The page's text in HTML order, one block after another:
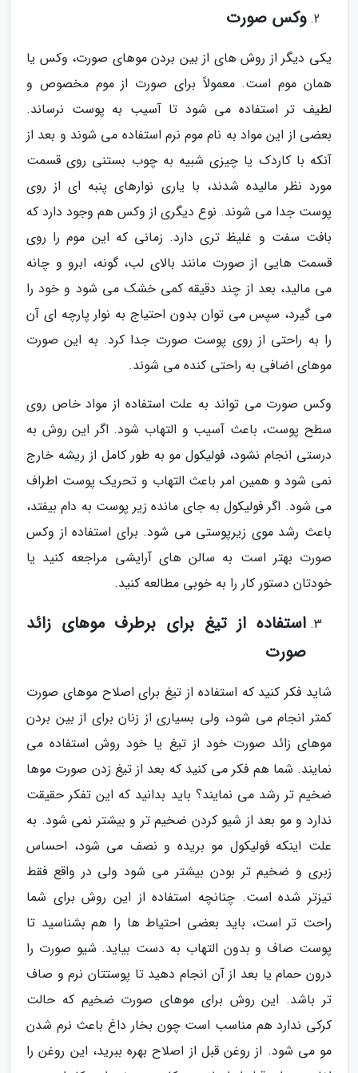
وکس صورت
یکی دیگر از روش های از بین بردن موهای صورت، وکس یا
همان موم است. معمولاً برای صورت از موم مخصوص و
لطیف تر استفاده می شود تا آسیب به پوست نرساند.
بعضی از این مواد به نام موم نرم استفاده می شوند و بعد از
آنکه با کاردک یا چیزی شبیه به چوب بستنی روی قسمت
مورد نظر مالیده شدند، با یاری نوارهای پنبه ای از روی
پوست جدا می شوند. نوع دیگری از وکس هم وجود دارد که
بافت سفت و غلیظ تری دارد. زمانی که این موم را روی
قسمت هایی از صورت مانند بالای لب، گونه، ابرو و چانه
می مالید، بعد از چند دقیقه کمی خشک می شود و خود را
می گیرد، سپس می توان بدون احتیاج به نوار پارچه ای آن
را به راحتی از روی پوست صورت جدا کرد. به این صورت
موهای اضافی به راحتی کنده می شوند.
وکس صورت می تواند به علت استفاده از مواد خاص روی
سطح پوست، باعث آسیب و التهاب شود. اگر این روش به
درستی انجام نشود، فولیکول مو به طور کامل از ریشه خارج
نمی شود و همین امر باعث التهاب و تحریک پوست اطراف
می شود. اگر فولیکول به جای مانده زیر پوست به دام بیفتد،
باعث رشد موی زیرپوستی می شود. برای استفاده از وکس
صورت بهتر است به سالن های آرایشی مراجعه کنید یا
خودتان دستور کار را به خوبی مطالعه کنید.
استفاده از تیغ برای برطرف موهای زائد
صورت
شاید فکر کنید که استفاده از تیغ برای اصلاح موهای صورت
کمتر انجام می شود، ولی بسیاری از زنان برای از بین بردن
موهای زائد صورت خود از تیغ یا خود روش استفاده می
نمایند. شما هم فکر می کنید که بعد از تیغ زدن صورت موها
ضخیم تر رشد می نمایند؟ باید بدانید که این تفکر حقیقت
ندارد و مو بعد از شیو کردن ضخیم تر و بیشتر نمی شود. به
علت اینکه فولیکول مو بریده و نصف می شود، احساس
زبری و ضخیم تر بودن بیشتر می شود ولی در واقع فقط
تیزتر شده است. چنانچه استفاده از این روش برای شما
راحت تر است، باید بعضی احتیاط ها را هم بشناسید تا
پوست صاف و بدون التهاب به دست بیاید. شیو صورت را
درون حمام یا بعد از آن انجام دهید تا پوستتان نرم و صاف
تر باشد. این روش برای موهای صورت ضخیم که حالت
کرکی ندارد هم مناسب است چون بخار داغ باعث نرم شدن
مو می شود. از روغن قبل از اصلاح بهره ببرید، این روغن را